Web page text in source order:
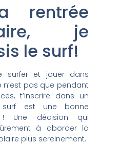
rentrée
je
le surf!
surfer et jouer dans
n’est pas que pendant
t’inscrire dans un
est une bonne
! Une décision qui
à aborder la
plus sereinement.